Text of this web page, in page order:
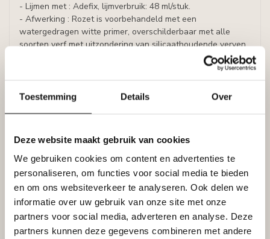
Toestemming Details Over
Deze website maakt gebruik van cookies
We gebruiken cookies om content en advertenties te
personaliseren, om functies voor social media te bieden
en om ons websiteverkeer te analyseren. Ook delen we
informatie over uw gebruik van onze site met onze
partners voor social media, adverteren en analyse. Deze
partners kunnen deze gegevens combineren met andere
- Lijmen met : Adefix, lijmverbruik: 48 ml/stuk.
- Afwerking : Rozet is voorbehandeld met een
watergedragen witte primer, overschilderbaar met alle
soorten verf met uitzondering van silicaathoudende verven.
Leverancier
Tags
Gerelateerde producten
NMC
NMC Adefix lijmkoker 310 ml
Op voorraad
€8,95